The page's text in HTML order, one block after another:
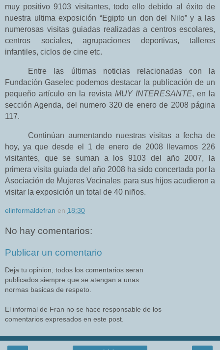
muy positivo 9103 visitantes, todo ello debido al éxito de
nuestra ultima exposición “Egipto un don del Nilo” y a las
numerosas visitas guiadas realizadas a centros escolares,
centros sociales, agrupaciones deportivas, talleres
infantiles, ciclos de cine etc.
Entre las últimas noticias relacionadas con
la
Fundación Gaselec podemos destacar la publicación de un
pequeño artículo en la revista MUY INTERESANTE, en la
sección Agenda, del numero 320 de enero de 2008 página
117.
Continúan aumentando nuestras visitas a fecha de
hoy, ya que desde el 1 de enero de 2008 llevamos 226
visitantes, que se suman a los 9103 del año 2007, la
primera visita guiada del año 2008 ha sido concertada por la
Asociación de Mujeres Vecinales para sus hijos acudieron a
visitar la exposición un total de 40 niños.
elinformaldefran en 18:30
No hay comentarios:
Publicar un comentario
Deja tu opinion, todos los comentarios seran
publicados siempre que se atengan a unas
normas basicas de respeto.
El informal de Fran no se hace responsable de los
comentarios expresados en este post.